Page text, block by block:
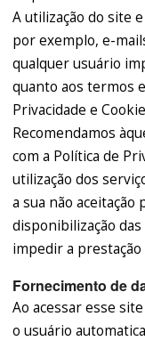
A utilização do site e
por exemplo, e-
qualquer usuário
quanto aos termos
Privacidade e
Recomendamos
com a Política de
utilização dos
a sua não
disponibilização
impedir a prestação
Fornecimento de
Ao acessar esse
o usuário